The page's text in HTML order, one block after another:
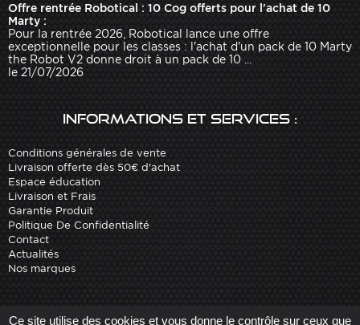
Offre rentrée Robotical : 10 Cog offerts pour l'achat de 10
Marty :
Pour la rentrée 2026, Robotical lance une offre
exceptionnelle pour les classes : l'achat d'un pack de 10 Marty
the Robot V2 donne droit à un pack de 10 ...
le 21/07/2026
Informations et services :
Conditions générales de vente
Livraison offerte dès 50€ d'achat
Espace éducation
Livraison et Frais
Garantie Produit
Politique De Confidentialité
Contact
Actualités
Nos marques
Site réalisé par Arobases
Ce site utilise des cookies et vous donne le contrôle sur ceux que